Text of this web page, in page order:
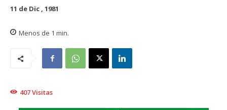
11 de Dic , 1981
Menos de 1 min.
407Visitas